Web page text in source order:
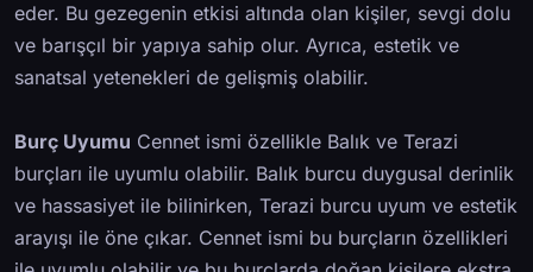
eder. Bu gezegenin etkisi altında olan kişiler, sevgi dolu
ve barışçıl bir yapıya sahip olur. Ayrıca, estetik ve
sanatsal yetenekleri de gelişmiş olabilir.
Burç Uyumu Cennet ismi özellikle Balık ve Terazi
burçları ile uyumlu olabilir. Balık burcu duygusal derinlik
ve hassasiyet ile bilinirken, Terazi burcu uyum ve estetik
arayışı ile öne çıkar. Cennet ismi bu burçların özellikleri